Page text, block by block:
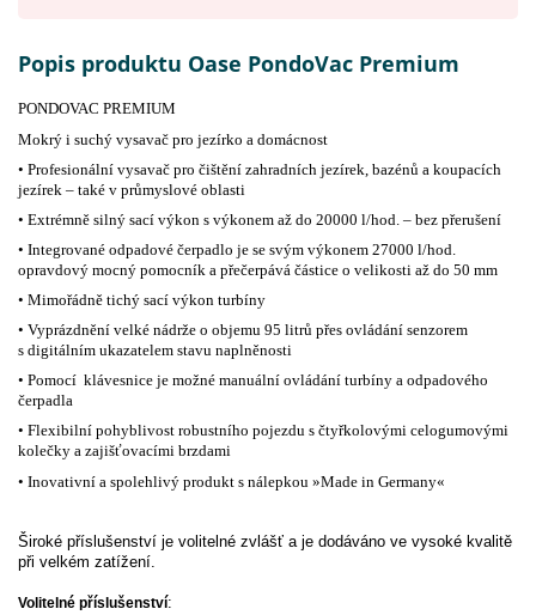
Popis produktu Oase PondoVac Premium
PONDOVAC PREMIUM
Mokrý i suchý vysavač pro jezírko a domácnost
• Profesionální vysavač pro čištění zahradních jezírek, bazénů a koupacích
jezírek – také v průmyslové oblasti
• Extrémně silný sací výkon s výkonem až do 20000 l/hod. – bez přerušení
• Integrované odpadové čerpadlo je se svým výkonem 27000 l/hod.
opravdový mocný pomocník a přečerpává částice o velikosti až do 50 mm
• Mimořádně tichý sací výkon turbíny
• Vyprázdnění velké nádrže o objemu 95 litrů přes ovládání senzorem
s digitálním ukazatelem stavu naplněnosti
• Pomocí klávesnice je možné manuální ovládání turbíny a odpadového
čerpadla
• Flexibilní pohyblivost robustního pojezdu s čtyřkolovými celogumovými
kolečky a zajišťovacími brzdami
• Inovativní a spolehlivý produkt s nálepkou »Made in Germany«
Široké příslušenství je volitelné zvlášť a je dodáváno ve vysoké kvalitě
při velkém zatížení.
Volitelné příslušenství: